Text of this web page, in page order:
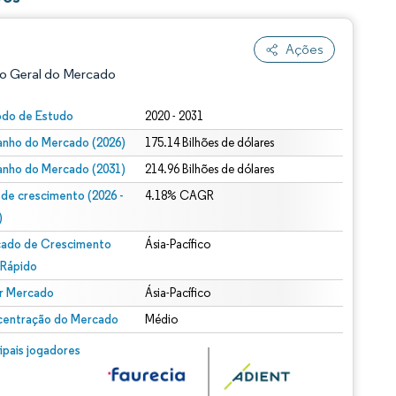
Ações
Geral do Mercado
de Estudo 2020 - 2031
do Mercado (2026) 175.14 Bilhões de dólares
do Mercado (2031) 214.96 Bilhões de dólares
de crescimento (2026 -
4.18% CAGR
de Crescimento
Ásia-Pacífico
Mercado Ásia-Pacífico
do Mercado Médio
jogadores
© Mordor Intelligence. O reuso requer atribuição conforme CC BY 4.0.
conforme CC BY 4.0.